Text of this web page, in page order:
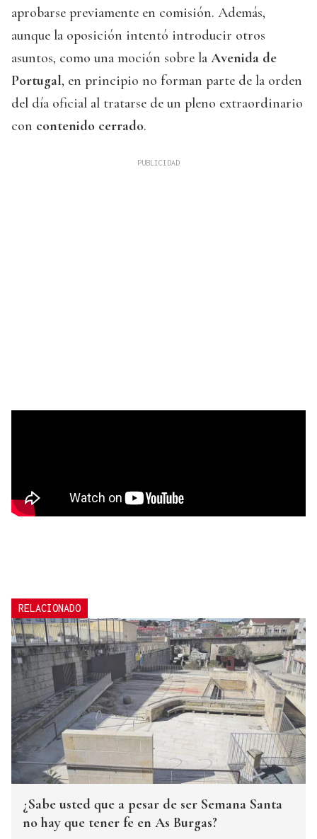
aprobarse previamente en comisión. Además,
aunque la oposición intentó introducir otros
asuntos, como una moción sobre la Avenida de
Portugal, en principio no forman parte de la orden
del día oficial al tratarse de un pleno extraordinario
con contenido cerrado.
RELACIONADO
¿Sabe usted que a pesar de ser Semana Santa
no hay que tener fe en As Burgas?